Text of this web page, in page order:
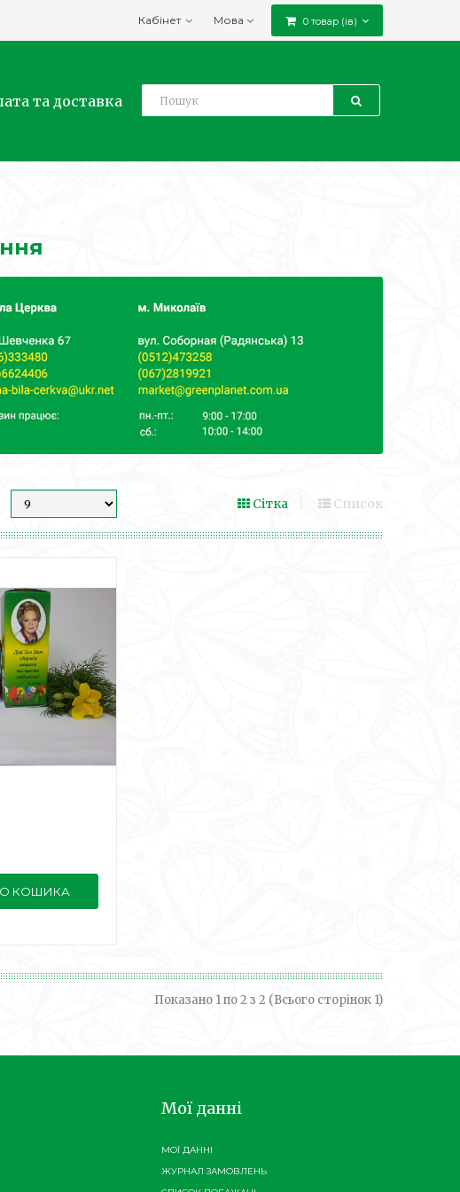
0 товар (ів)
Мова
Кабінет
та доставка
Сітка Список
КОШИКА
Показано 1 по 2 з 2 (Всього сторінок 1)
Мої данні
МОЇ ДАННІ
ЖУРНАЛ ЗАМОВЛЕНЬ